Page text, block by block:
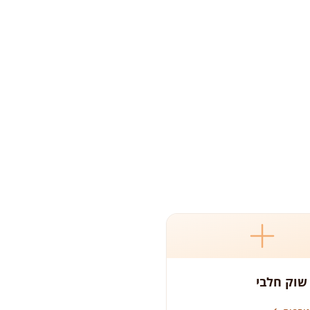
חלבי